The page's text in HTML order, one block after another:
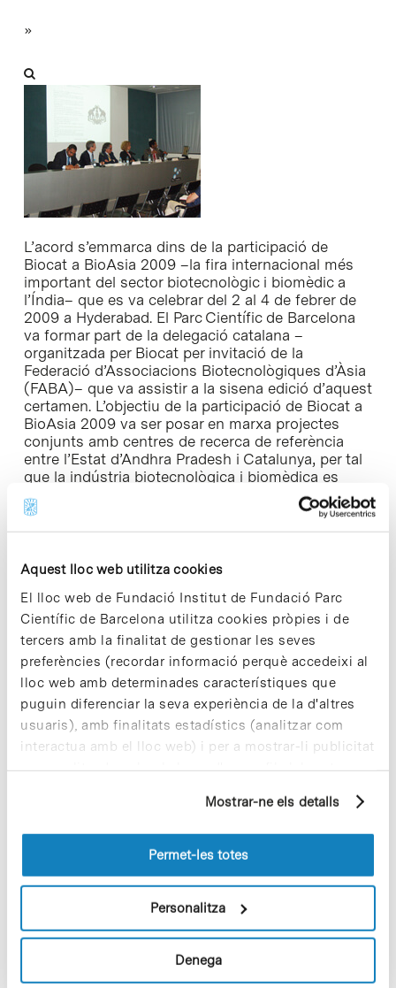
Aquest lloc web utilitza cookies
El lloc web de Fundació Institut de Fundació Parc
Científic de Barcelona utilitza cookies pròpies i de
tercers amb la finalitat de gestionar les seves
preferències (recordar informació perquè accedeixi al
lloc web amb determinades característiques que
puguin diferenciar la seva experiència de la d'altres
usuaris), amb finalitats estadístics (analitzar com
interactua amb el lloc web) i per a mostrar-li publicitat
personalitzada sobre la base d'un perfil elaborat a
pàgines visitades). Per a obtenir més informació sobre
les cookies pot consultar laPolítica de cookiesdel
Mostrar-ne els detalls
Permet-les totes
Personalitza
Denega
»
L’acord s’emmarca dins de la participació de
Biocat a BioAsia 2009 –la fira internacional més
important del sector biotecnològic i biomèdic a
l’Índia– que es va celebrar del 2 al 4 de febrer de
2009 a Hyderabad. El Parc Científic de Barcelona
va formar part de la delegació catalana –
organitzada per Biocat per invitació de la
Federació d’Associacions Biotecnològiques d’Àsia
(FABA)– que va assistir a la sisena edició d’aquest
certamen. L’objectiu de la participació de Biocat a
BioAsia 2009 va ser posar en marxa projectes
conjunts amb centres de recerca de referència
entre l’Estat d’Andhra Pradesh i Catalunya, per tal
que la indústria biotecnològica i biomèdica es
consolidi com un motor d’inversió econòmica a
ambdues regions, així com per potenciar les
relacions científiques i comercials i fomentar
Share
Notícies més vistes
d’emergència climàtica
15 de juliol de 2026